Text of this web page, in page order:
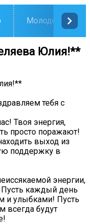
Молодежь
Юлия!**
тебя с
Твоя энергия,
просто поражают!
выход из
поддержку в
энергии,
каждый день
и улыбками! Пусть
всегда будут